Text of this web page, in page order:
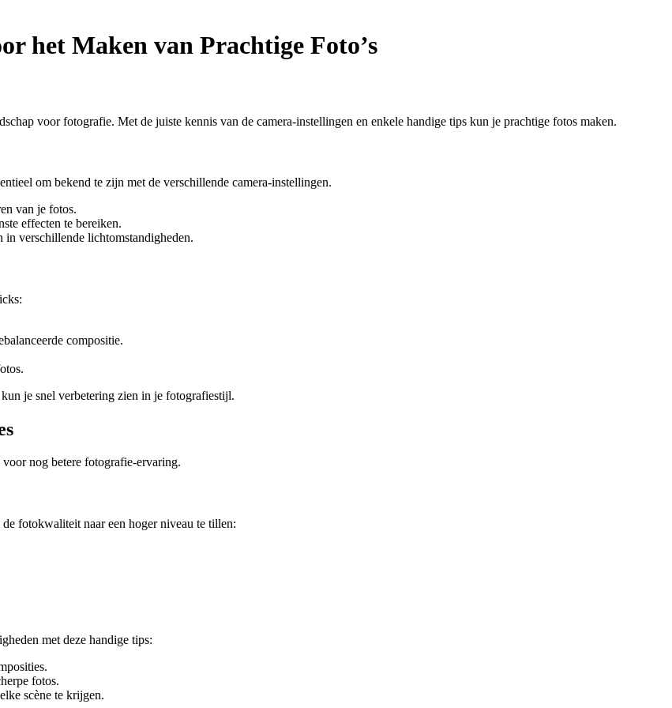
het Maken van Prachtige Foto’s
voor fotografie. Met de juiste kennis van de camera-instellingen en enkele handige tips kun je prachtige fotos maken.
om bekend te zijn met de verschillende camera-instellingen.
van je fotos.
effecten te bereiken.
in verschillende lichtomstandigheden.
compositie.
je snel verbetering zien in je fotografiestijl.
nog betere fotografie-ervaring.
fotokwaliteit naar een hoger niveau te tillen:
met deze handige tips:
fotos.
scène te krijgen.